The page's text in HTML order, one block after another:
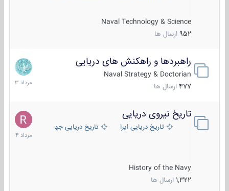
Naval Technology & Science
952 ارسال ها
راهبردها و راهکنش های دریایی
Naval Strategy & Doctorian
477 ارسال ها
2
مرداد
1403
تاریخ نیروی دریایی
تاریخ دریایی ایران تاریخ دریایی جهان
History of the Navy
1,322 ارسال ها
16
مرداد
1404